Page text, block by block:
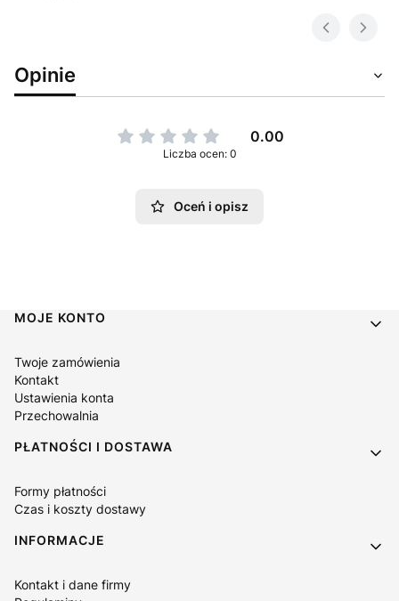
Opinie
0.00
Liczba ocen: 0
Oceń i opisz
Linki w stopce
MOJE KONTO
Twoje zamówienia
Kontakt
Ustawienia konta
Przechowalnia
PŁATNOŚCI I DOSTAWA
Formy płatności
Czas i koszty dostawy
INFORMACJE
Kontakt i dane firmy